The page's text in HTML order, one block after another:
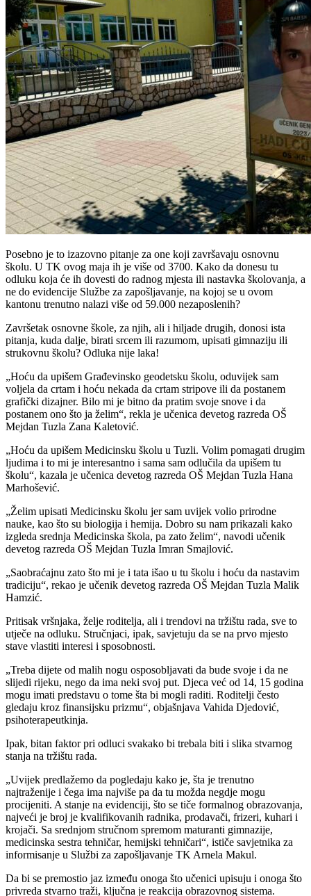
Posebno je to izazovno pitanje za one koji završavaju osnovnu
školu. U TK ovog maja ih je više od 3700. Kako da donesu tu
odluku koja će ih dovesti do radnog mjesta ili nastavka školovanja, a
ne do evidencije Službe za zapošljavanje, na kojoj se u ovom
kantonu trenutno nalazi više od 59.000 nezaposlenih?
Završetak osnovne škole, za njih, ali i hiljade drugih, donosi ista
pitanja, kuda dalje, birati srcem ili razumom, upisati gimnaziju ili
strukovnu školu? Odluka nije laka!
„Hoću da upišem Građevinsko geodetsku školu, oduvijek sam
voljela da crtam i hoću nekada da crtam stripove ili da postanem
grafički dizajner. Bilo mi je bitno da pratim svoje snove i da
postanem ono što ja želim“, rekla je učenica devetog razreda OŠ
Mejdan Tuzla Zana Kaletović.
„Hoću da upišem Medicinsku školu u Tuzli. Volim pomagati drugim
ljudima i to mi je interesantno i sama sam odlučila da upišem tu
školu“, kazala je učenica devetog razreda OŠ Mejdan Tuzla Hana
Marhošević.
„Želim upisati Medicinsku školu jer sam uvijek volio prirodne
nauke, kao što su biologija i hemija. Dobro su nam prikazali kako
izgleda srednja Medicinska škola, pa zato želim“, navodi učenik
devetog razreda OŠ Mejdan Tuzla Imran Smajlović.
„Saobraćajnu zato što mi je i tata išao u tu školu i hoću da nastavim
tradiciju“, rekao je učenik devetog razreda OŠ Mejdan Tuzla Malik
Hamzić.
Pritisak vršnjaka, želje roditelja, ali i trendovi na tržištu rada, sve to
utječe na odluku. Stručnjaci, ipak, savjetuju da se na prvo mjesto
stave vlastiti interesi i sposobnosti.
„Treba dijete od malih nogu osposobljavati da bude svoje i da ne
slijedi rijeku, nego da ima neki svoj put. Djeca već od 14, 15 godina
mogu imati predstavu o tome šta bi mogli raditi. Roditelji često
gledaju kroz finansijsku prizmu“, objašnjava Vahida Djedović,
psihoterapeutkinja.
Ipak, bitan faktor pri odluci svakako bi trebala biti i slika stvarnog
stanja na tržištu rada.
„Uvijek predlažemo da pogledaju kako je, šta je trenutno
najtraženije i čega ima najviše pa da tu možda negdje mogu
procijeniti. A stanje na evidenciji, što se tiče formalnog obrazovanja,
najveći je broj je kvalifikovanih radnika, prodavači, frizeri, kuhari i
krojači. Sa srednjom stručnom spremom maturanti gimnazije,
medicinska sestra tehničar, hemijski tehničari“, ističe savjetnika za
informisanje u Službi za zapošljavanje TK Arnela Makul.
Da bi se premostio jaz između onoga što učenici upisuju i onoga što
privreda stvarno traži, ključna je reakcija obrazovnog sistema.